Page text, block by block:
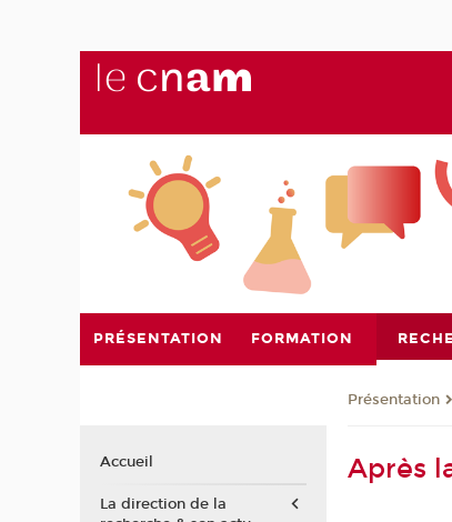
PRÉSENTATION FORMATION
Présentation
Après
Accueil
La direction de la